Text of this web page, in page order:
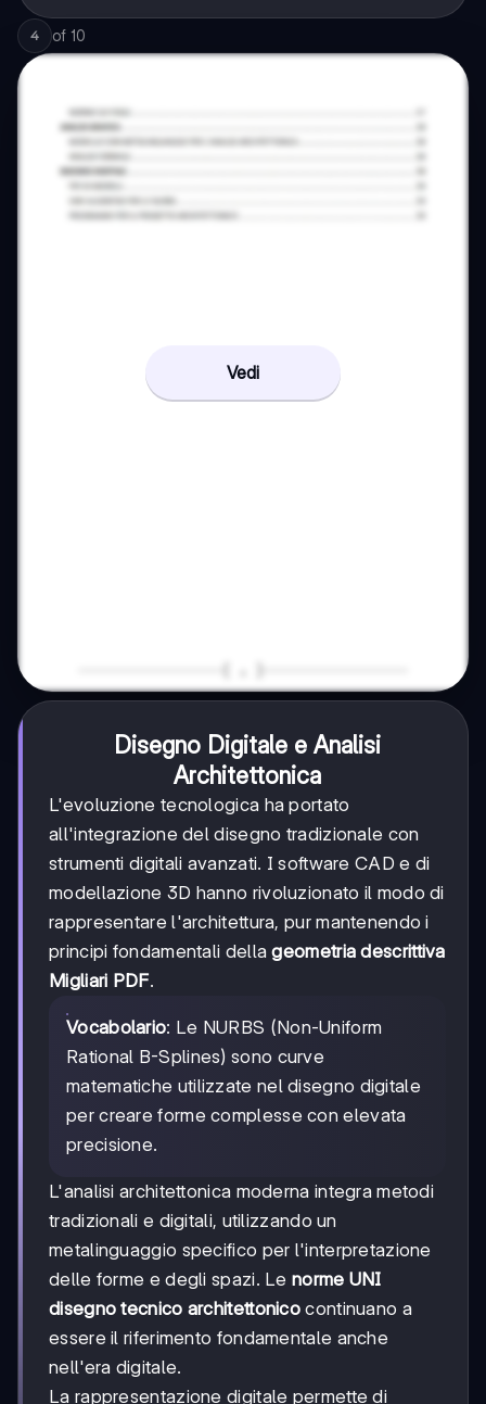
4 of 10
Vedi
Disegno Digitale e Analisi
Architettonica
L'evoluzione tecnologica ha portato
all'integrazione del disegno tradizionale con
strumenti digitali avanzati. I software CAD e di
modellazione 3D hanno rivoluzionato il modo di
rappresentare l'architettura, pur mantenendo i
principi fondamentali dellageometria descrittiva
Migliari PDF.
Vocabolario: Le NURBS (Non-Uniform
Rational B-Splines) sono curve
matematiche utilizzate nel disegno digitale
per creare forme complesse con elevata
precisione.
L'analisi architettonica moderna integra metodi
tradizionali e digitali, utilizzando un
metalinguaggio specifico per l'interpretazione
delle forme e degli spazi. Lenorme UNI
disegno tecnico architettonico continuano a
essere il riferimento fondamentale anche
nell'era digitale.
La rappresentazione digitale permette di